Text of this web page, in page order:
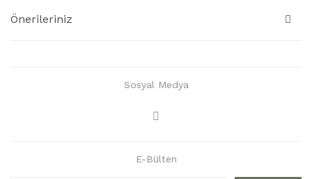
Önerileriniz
Sosyal Medya
E-Bülten